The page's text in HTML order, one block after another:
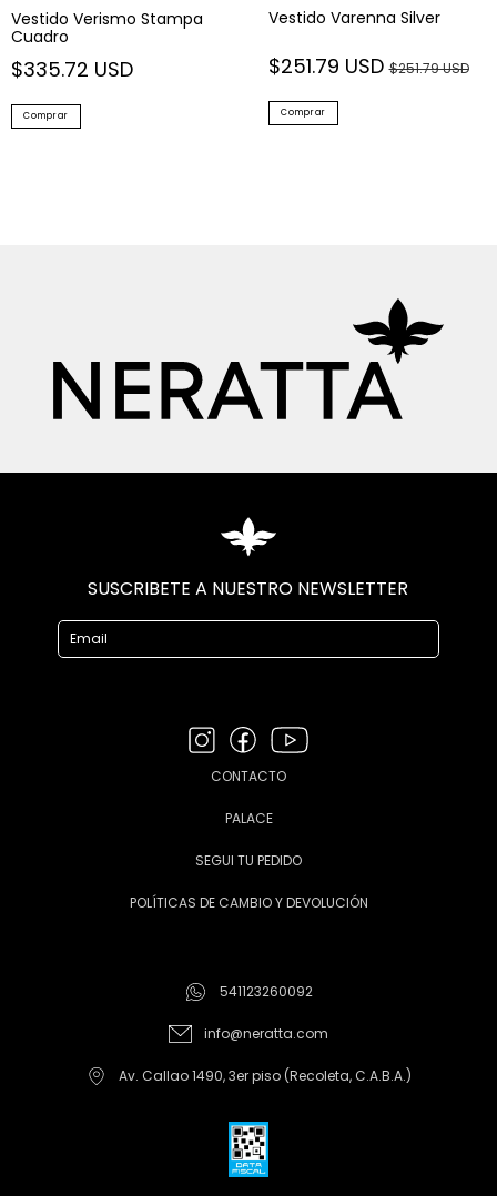
Vestido Verismo Stampa
Cuadro
$335.72 USD
Comprar
Vestido Varenna Silver
$251.79 USD$251.79 USD
Comprar
SUSCRIBETE A NUESTRO NEWSLETTER
CONTACTO
PALACE
SEGUI TU PEDIDO
POLÍTICAS DE CAMBIO Y DEVOLUCIÓN
541123260092
info@neratta.com
Av. Callao 1490, 3er piso (Recoleta, C.A.B.A.)